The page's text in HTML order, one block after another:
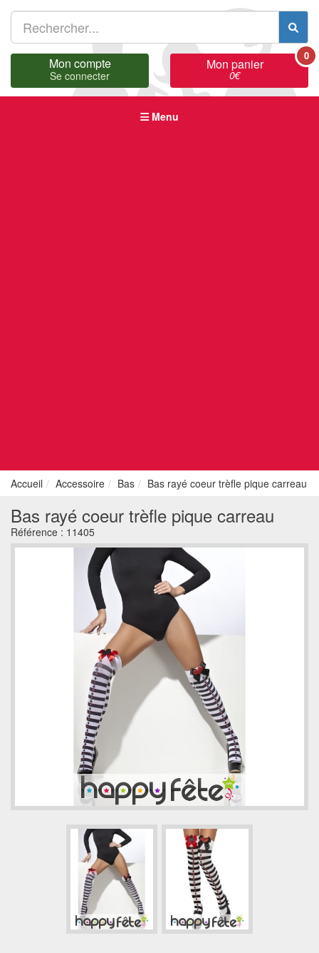
Mon compte
Se connecter
Mon panier
0€
0
Menu
Accueil Accessoire Bas Bas rayé coeur trèfle pique carreau
Bas rayé coeur trèfle pique carreau
Référence : 11405